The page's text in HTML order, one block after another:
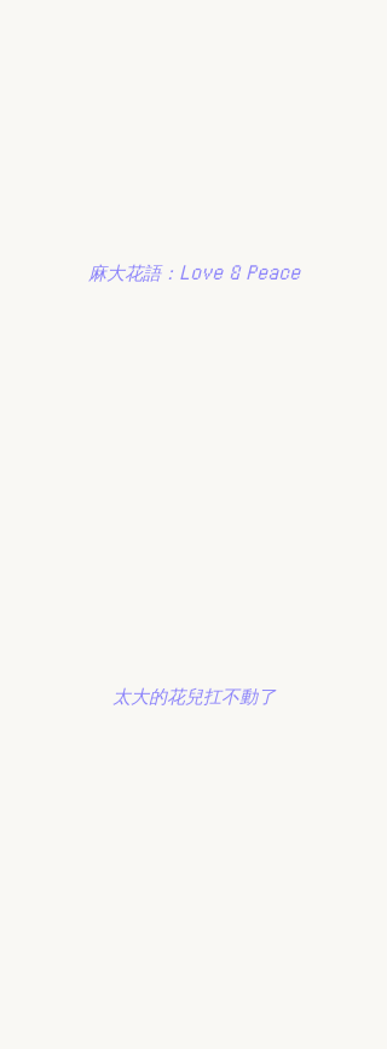
麻大花語：Love & Peace
太大的花兒扛不動了